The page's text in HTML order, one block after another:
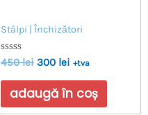
Stâlpi | Închizători
Evaluat
0
din
450lei 300 lei +tva
adaugă în coș